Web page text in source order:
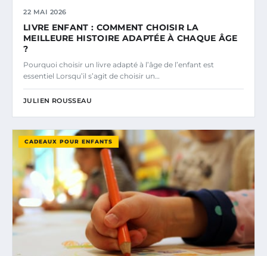
22 MAI 2026
LIVRE ENFANT : COMMENT CHOISIR LA
MEILLEURE HISTOIRE ADAPTÉE À CHAQUE ÂGE
?
Pourquoi choisir un livre adapté à l’âge de l’enfant est
essentiel Lorsqu’il s’agit de choisir un…
JULIEN ROUSSEAU
CADEAUX POUR ENFANTS